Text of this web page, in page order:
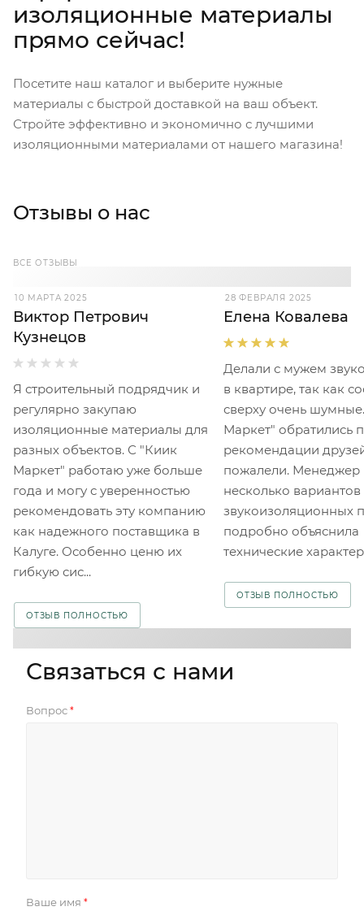
изоляционные материалы
прямо сейчас!
Посетите наш каталог и выберите нужные
материалы с быстрой доставкой на ваш объект.
Стройте эффективно и экономично с лучшими
изоляционными материалами от нашего магазина!
Отзывы о нас
ВСЕ ОТЗЫВЫ
10 МАРТА 2025
Виктор Петрович
Кузнецов
Я строительный подрядчик и
регулярно закупаю
изоляционные материалы для
разных объектов. С "Киик
Маркет" работаю уже больше
года и могу с уверенностью
рекомендовать эту компанию
как надежного поставщика в
Калуге. Особенно ценю их
гибкую сис...
ОТЗЫВ ПОЛНОСТЬЮ
28 ФЕВРАЛЯ 2025
Елена Ковалева
Делали с мужем
в квартире, так как
сверху очень
Маркет" обратились
рекомендации
пожалели. Менеджер
несколько вариантов
звукоизоляционных
подробно объяснила
технические
ОТЗЫВ ПОЛНОСТЬЮ
Связаться с нами
Вопрос *
Ваше имя *